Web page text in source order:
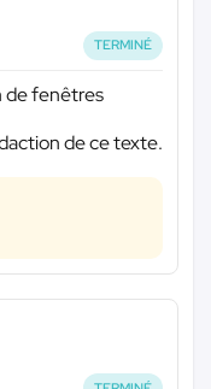
TERMINÉ
de fenêtres
de ce texte.